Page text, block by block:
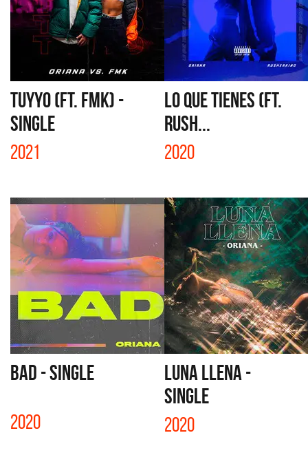
TUYYO (FT. FMK) -
SINGLE
2021
LO QUE TIENES (FT.
RUSH...
2020
BAD - SINGLE
2020
LUNA LLENA -
SINGLE
2020